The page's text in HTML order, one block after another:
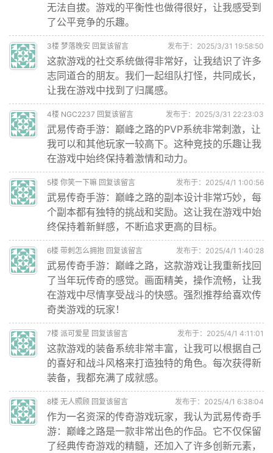
无法自拔。游戏的平衡性也做得很好，让我感受到
了公平竞争的乐趣。
3楼 梦落晚安 回复该留言 发布于：2025/3/31 19:58:50
这款游戏的社交系统做得非常好，让我结识了许多
志同道合的朋友。我们一起组队打怪，共同成长，
让我在游戏中找到了归属感。
4楼 NGC2237 回复该留言 发布于：2025/3/31 22:23:03
武易传奇手游：巅峰之路的PVP系统非常刺激，让
我可以和其他玩家一较高下。这种竞技的乐趣让我
在游戏中始终保持着激情和动力。
5楼 你笑一下嘛 回复该留言 发布于：2025/4/1 1:00:56
武易传奇手游：巅峰之路的副本设计非常巧妙，每
个副本都有独特的挑战和奖励。这让我在游戏中始
终保持着新鲜感，不断追求更高的目标。
6楼 带刺怎么拥抱 回复该留言 发布于：2025/4/1 1:40:28
武易传奇手游：巅峰之路，这款游戏让我重新找回
了当年玩传奇的感觉。画面精美，操作流畅，让我
在游戏中尽情享受战斗的快感。强烈推荐给喜欢传
奇类游戏的玩家！
7楼 派可爱星 回复该留言 发布于：2025/4/1 4:11:01
这款游戏的装备系统非常丰富，让我可以根据自己
的喜好和战斗风格来打造独特的角色。每次获得新
装备，我都充满了成就感。
8楼 无人照顾 回复该留言 发布于：2025/4/1 6:38:04
作为一名资深的传奇游戏玩家，我认为武易传奇手
游：巅峰之路是一款非常出色的作品。它不仅保留
了经典传奇游戏的精髓，还加入了许多创新元素，